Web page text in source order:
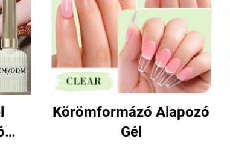
Körömformázó Alapozó
Gél